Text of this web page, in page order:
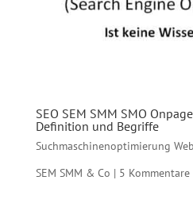
SEO SEM SMM SMO
Definition und Begriffe
Suchmaschinenoptimierung
SEM SMM & Co | 5 Kommentare